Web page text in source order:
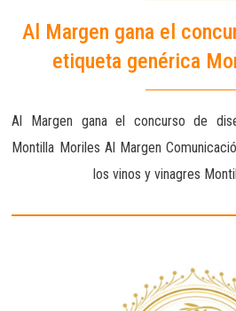
Al Margen gana el
etiqueta genérica
Al Margen gana el concurso de
Montilla Moriles Al Margen
los vinos y vinagres